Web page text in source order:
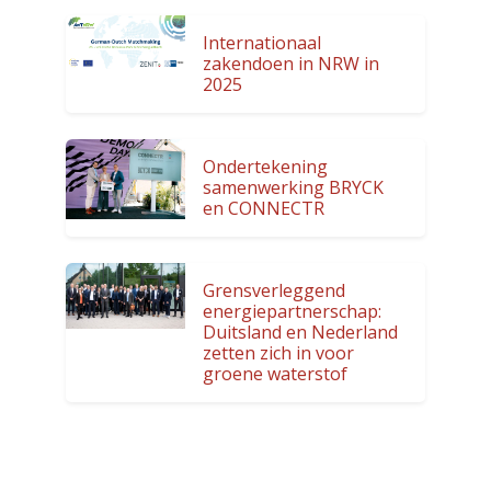
Internationaal
zakendoen in NRW in
2025
Ondertekening
samenwerking BRYCK
en CONNECTR
Grensverleggend
energiepartnerschap:
Duitsland en Nederland
zetten zich in voor
groene waterstof